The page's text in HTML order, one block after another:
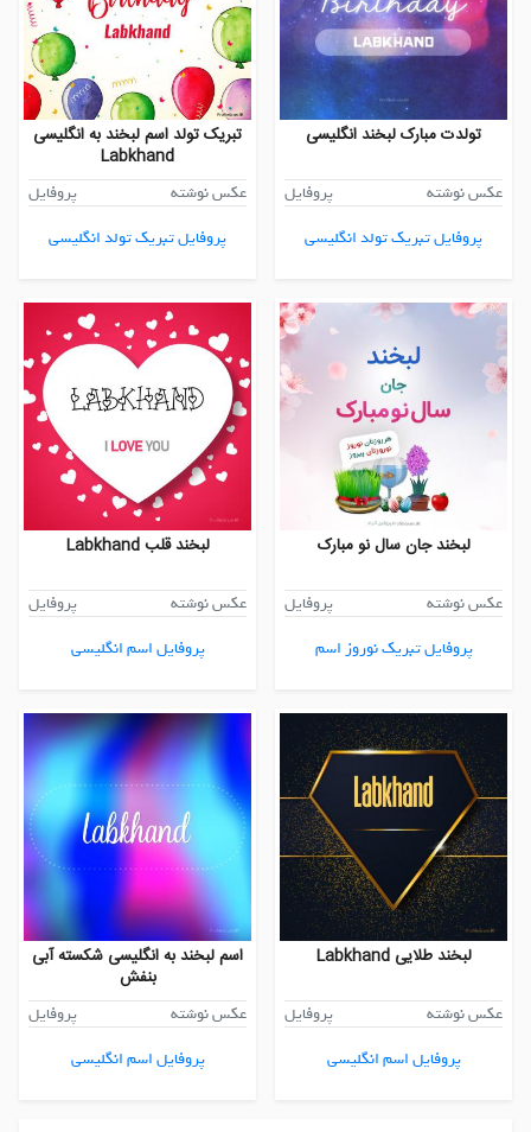
تولدت مبارک لبخند انگلیسی
عکس نوشته
پروفایل
پروفایل تبریک تولد انگلیسی
تبریک تولد اسم لبخند به انگلیسی
Labkhand
عکس نوشته
پروفایل
پروفایل تبریک تولد انگلیسی
لبخند جان سال نو مبارک
عکس نوشته
پروفایل
پروفایل تبریک نوروز اسم
لبخند قلب Labkhand
عکس نوشته
پروفایل
پروفایل اسم انگلیسی
لبخند طلایی Labkhand
عکس نوشته
پروفایل
پروفایل اسم انگلیسی
اسم لبخند به انگلیسی شکسته آبی
بنفش
عکس نوشته
پروفایل
پروفایل اسم انگلیسی